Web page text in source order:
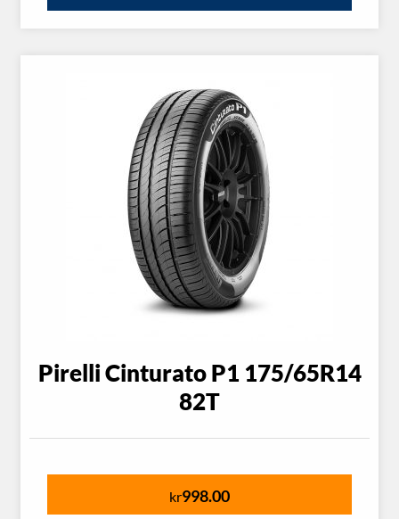
Pirelli Cinturato P1 175/65R14
82T
kr998.00